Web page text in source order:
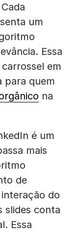
um
Essa
em
para quem
na
é um
mais
de
do
slides conta
Essa